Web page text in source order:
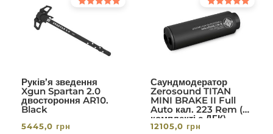
Руків’я зведення
Xgun Spartan 2.0
двостороння AR10.
Black
5445,0 грн
Саундмодератор
Zerosound TITAN
MINI BRAKE II Full
Auto кал. 223 Rem (в
комплекті с ДГК)
різьба 1/2-28. Вlack
Оцінено в
5.00
з 5
12105,0 грн